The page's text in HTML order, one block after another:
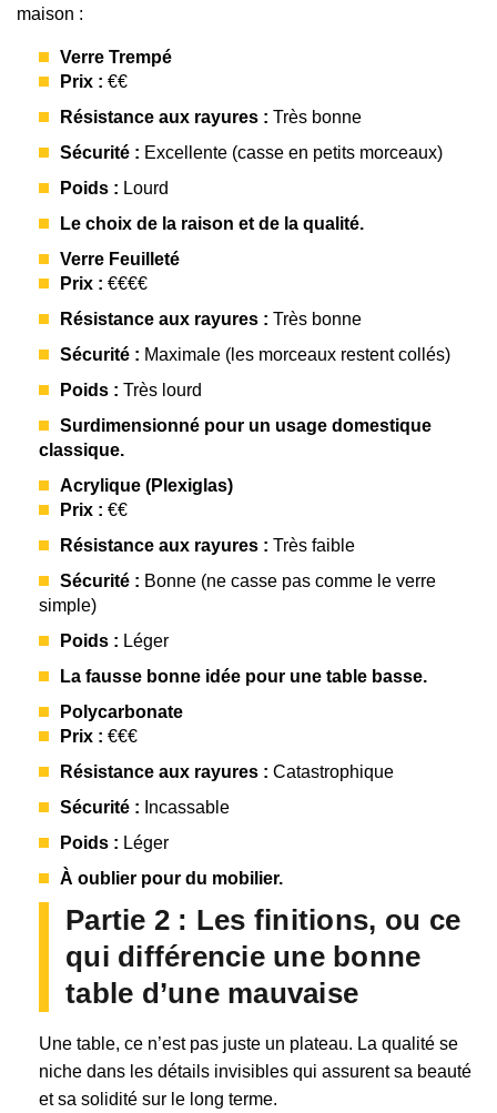
maison :
Verre Trempé
Prix : €€
Résistance aux rayures : Très bonne
Sécurité : Excellente (casse en petits morceaux)
Poids : Lourd
Le choix de la raison et de la qualité.
Verre Feuilleté
Prix : €€€€
Résistance aux rayures : Très bonne
Sécurité : Maximale (les morceaux restent collés)
Poids : Très lourd
Surdimensionné pour un usage domestique
classique.
Acrylique (Plexiglas)
Prix : €€
Résistance aux rayures : Très faible
Sécurité : Bonne (ne casse pas comme le verre
simple)
Poids : Léger
La fausse bonne idée pour une table basse.
Polycarbonate
Prix : €€€
Résistance aux rayures : Catastrophique
Sécurité : Incassable
Poids : Léger
À oublier pour du mobilier.
Partie 2 : Les finitions, ou ce
qui différencie une bonne
table d’une mauvaise
Une table, ce n’est pas juste un plateau. La qualité se
niche dans les détails invisibles qui assurent sa beauté
et sa solidité sur le long terme.